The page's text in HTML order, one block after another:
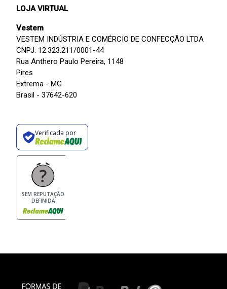
LOJA VIRTUAL
Vestem
VESTEM INDÚSTRIA E COMÉRCIO DE CONFECÇÃO LTDA
CNPJ: 12.323.211/0001-44
Rua Anthero Paulo Pereira, 1148
Pires
Extrema - MG
Brasil - 37642-620
Verificada por
SEM REPUTAÇÃO
DEFINIDA